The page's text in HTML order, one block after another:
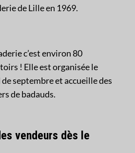
de Lille en 1969.
c’est environ 80
! Elle est organisée le
septembre et accueille des
de badauds.
vendeurs dès le